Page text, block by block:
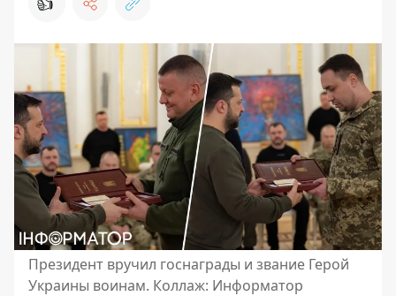
Президент вручил госнаграды и звание Герой
Украины воинам. Коллаж: Информатор